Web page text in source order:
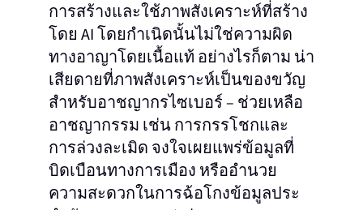
การสร้างและใช้ภาพสังเคราะห์ที่สร้าง
โดย AI โดยกําเนิดนั้นไม่ใช่ความผิด
ทางอาญาโดยเนื้อแท้ อย่างไรก็ตาม น่า
เสียดายที่ภาพสังเคราะห์เป็นของขวัญ
สําหรับอาชญากรไซเบอร์ – ช่วยเหลือ
อาชญากรรม เช่น การกรรโชกและ
การล่วงละเมิด จงใจเผยแพร่ข้อมูลที่
บิดเบือนทางการเมือง หรืออํานวย
ความสะดวกในการฉ้อโกงข้อมูลประ